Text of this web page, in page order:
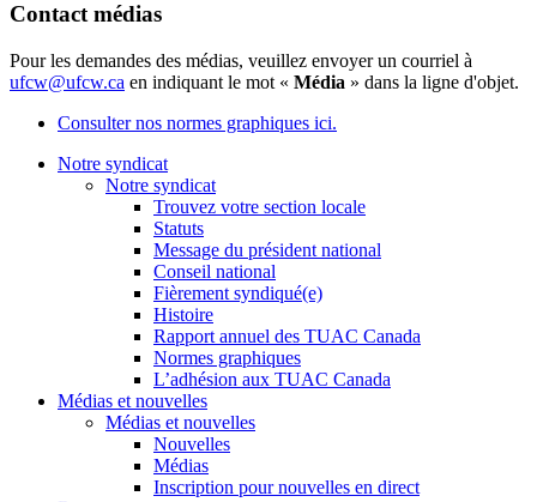
Contact médias
Pour les demandes des médias, veuillez envoyer un courriel à
ufcw@ufcw.ca en indiquant le mot « Média » dans la ligne d'objet.
Consulter nos normes graphiques ici.
Notre syndicat
Notre syndicat
Trouvez votre section locale
Statuts
Message du président national
Conseil national
Fièrement syndiqué(e)
Histoire
Rapport annuel des TUAC Canada
Normes graphiques
L’adhésion aux TUAC Canada
Médias et nouvelles
Médias et nouvelles
Nouvelles
Médias
Inscription pour nouvelles en direct